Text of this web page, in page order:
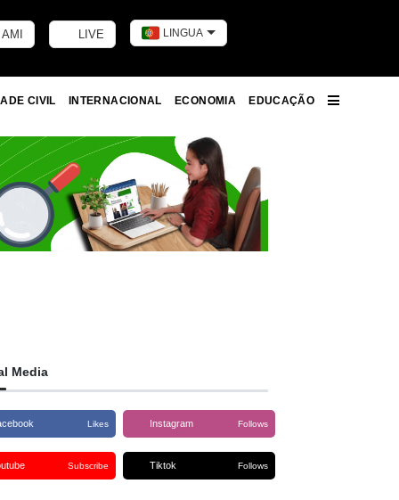
LIVE LINGUA
CIVIL INTERNACIONAL ECONOMIA
EDUCAÇÃO
Media
Likes Instagram Follows
Subscribe Tiktok Follows